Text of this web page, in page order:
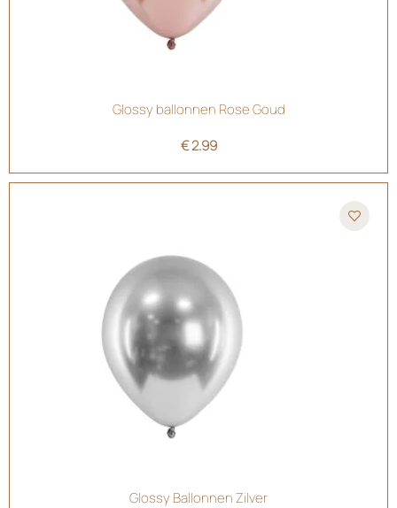
Glossy ballonnen Rose Goud
€2.99
Glossy Ballonnen Zilver